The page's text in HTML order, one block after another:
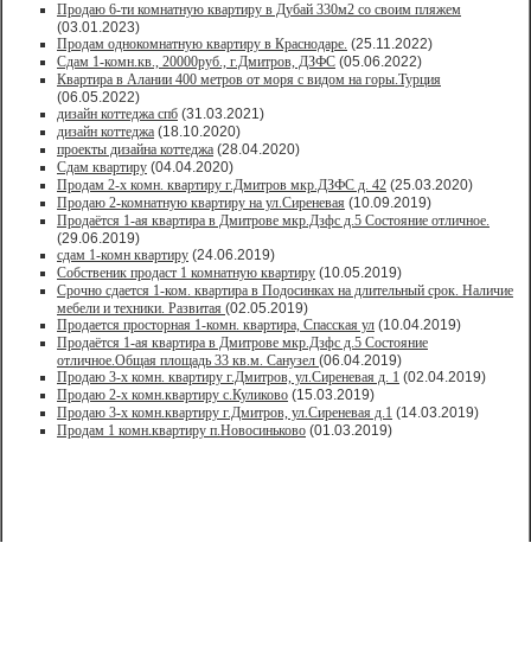
Продаю 6-ти комнатную квартиру в Дубай 330м2 со своим пляжем
(03.01.2023)
Продам однокомнатную квартиру в Краснодаре. (25.11.2022)
Сдам 1-комн.кв., 20000руб., г.Дмитров, ДЗФС (05.06.2022)
Квартира в Алании 400 метров от моря с видом на горы.Турция
(06.05.2022)
дизайн коттеджа спб (31.03.2021)
дизайн коттеджа (18.10.2020)
проекты дизайна коттеджа (28.04.2020)
Сдам квартиру (04.04.2020)
Продам 2-х комн. квартиру г.Дмитров мкр.ДЗФС д. 42 (25.03.2020)
Продаю 2-комнатную квартиру на ул.Сиреневая (10.09.2019)
Продаётся 1-ая квартира в Дмитрове мкр.Дзфс д.5 Состояние отличное.
(29.06.2019)
сдам 1-комн квартиру (24.06.2019)
Собственик продаст 1 комнатную квартиру (10.05.2019)
Срочно сдается 1-ком. квартира в Подосинках на длительный срок. Наличие
мебели и техники. Развитая (02.05.2019)
Продается просторная 1-комн. квартира, Спасская ул (10.04.2019)
Продаётся 1-ая квартира в Дмитрове мкр.Дзфс д.5 Состояние
отличное.Общая площадь 33 кв.м. Санузел (06.04.2019)
Продаю 3-х комн. квартиру г.Дмитров, ул.Сиреневая д. 1 (02.04.2019)
Продаю 2-х комн.квартиру с.Куликово (15.03.2019)
Продаю 3-х комн.квартиру г.Дмитров, ул.Сиреневая д.1 (14.03.2019)
Продам 1 комн.квартиру п.Новосиньково (01.03.2019)